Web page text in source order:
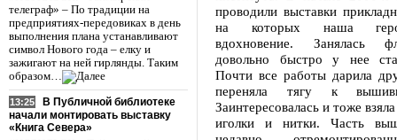
телеграф» – По традиции на
предприятиях-передовиках в день
выполнения плана устанавливают
символ Нового года – елку и
зажигают на ней гирлянды. Таким
образом…
13:25
В Публичной библиотеке
начали монтировать выставку
«Книга Севера»
проводили выставки
на которых наша
вдохновение. Занялась
довольно быстро у нее
Почти все работы дарила
переняла тягу к
Заинтересовалась и тоже
иголки и нитки. Часть